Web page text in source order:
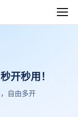
开秒用！
自由多开